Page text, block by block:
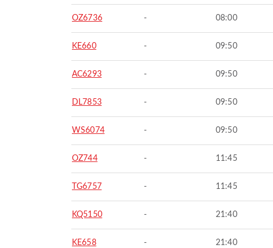
OZ6736 - 08:00
KE660 - 09:50
AC6293 - 09:50
DL7853 - 09:50
WS6074 - 09:50
OZ744 - 11:45
TG6757 - 11:45
KQ5150 - 21:40
KE658 - 21:40